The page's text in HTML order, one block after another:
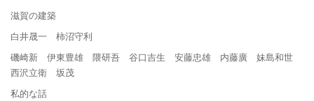
滋賀の建築
白井晟一 柿沼守利
磯崎新 伊東豊雄 隈研吾 谷口吉生 安藤忠雄 内藤廣 妹島和世
西沢立衛 坂茂
私的な話